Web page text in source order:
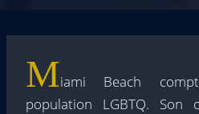
Miami Beach
population LGBTQ.